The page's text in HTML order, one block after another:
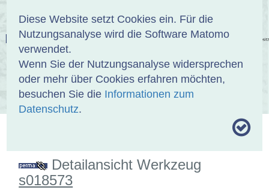
Diese Website setzt Cookies ein. Für die
Nutzungsanalyse wird die Software Matomo
verwendet.
Wenn Sie der Nutzungsanalyse widersprechen
oder mehr über Cookies erfahren möchten,
besuchen Sie die Informationen zum
Datenschutz.
EINBANDDATENBANK
ÜBER UNS SAMMLUNGEN SUCHE
Detailansicht Werkzeug
s018573